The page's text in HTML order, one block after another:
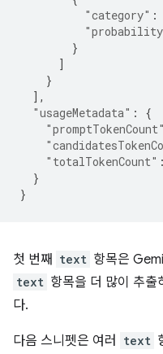
"category" :
}
]
}
],
"usageMetadata" :
{
"promptTokenCount"
"totalTokenCount" :
}
}
첫 번째 text 항목은
text 항목을 더 많이 추출
다.
다음 스니펫은 여러 text